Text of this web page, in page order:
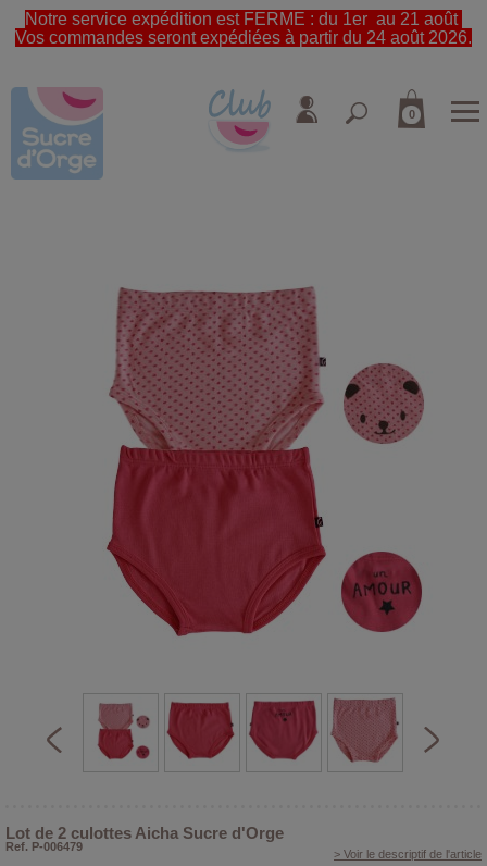
Notre service expédition est FERME : du 1er au 21 août
Vos commandes seront expédiées à partir du 24 août 2026.
0
Lot de 2 culottes Aicha Sucre d'Orge
Ref. P-006479
> Voir le descriptif de l'article